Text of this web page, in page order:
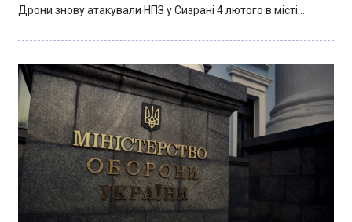
Дрони знову атакували НПЗ у Сизрані 4 лютого в місті…